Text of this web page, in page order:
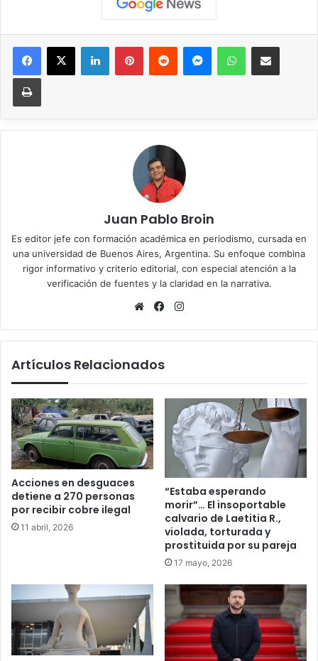
Facebook
X LinkedInPinterestReddit MessengerWhatsAppCompartir vía correo
Imprimir
Juan Pablo Broin
Es editor jefe con formación académica en periodismo, cursada en
una universidad de Buenos Aires, Argentina. Su enfoque combina
rigor informativo y criterio editorial, con especial atención a la
verificación de fuentes y la claridad en la narrativa.
Sitio
Facebook
Artículos Relacionados
Acciones en desguaces
detiene a 270 personas
por recibir cobre ilegal
11 abril, 2026
“Estaba esperando
morir”… El insoportable
calvario de Laetitia R.,
violada, torturada y
prostituida por su pareja
17 mayo, 2026